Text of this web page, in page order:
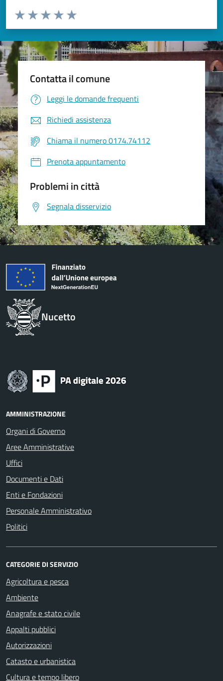
Valuta da 1 a 5 stelle la pagina
Valuta 5 stelle su 5
Valuta 4 stelle su 5
Valuta 3 stelle su 5
Valuta 2 stelle su 5
Valuta 1 stelle su 5
Contatta il comune
Leggi le domande frequenti
Richiedi assistenza
Chiama il numero 0174.74112
Prenota appuntamento
Problemi in città
Segnala disservizio
Nucetto
AMMINISTRAZIONE
Organi di Governo
Aree Amministrative
Uffici
Documenti e Dati
Enti e Fondazioni
Personale Amministrativo
Politici
CATEGORIE DI SERVIZIO
Agricoltura e pesca
Ambiente
Anagrafe e stato civile
Appalti pubblici
Autorizzazioni
Catasto e urbanistica
Cultura e tempo libero